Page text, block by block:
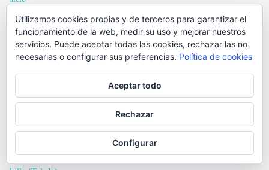
infraestructuras
insectos
inundación
jabalí
jilguero comun
jovenes promesas de la fotografia
la mancha esteparia
la mancha humeda
Utilizamos cookies propias y de terceros para garantizar el
funcionamiento de la web, medir su uso y mejorar nuestros
servicios. Puede aceptar todas las cookies, rechazar las no
necesarias o configurar sus preferencias. Política de cookies
Aceptar todo
Rechazar
Configurar